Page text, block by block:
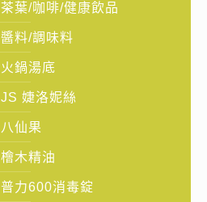
茶葉/咖啡/健康飲品
醬料/調味料
火鍋湯底
JS 婕洛妮絲
八仙果
檜木精油
普力600消毒錠